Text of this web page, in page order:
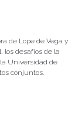
de Lope de Vega y
los desafíos de la
Universidad de
conjuntos.